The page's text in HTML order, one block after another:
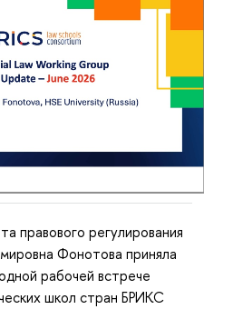
правового регулирования
Фонотова приняла
рабочей встрече
школ стран БРИКС